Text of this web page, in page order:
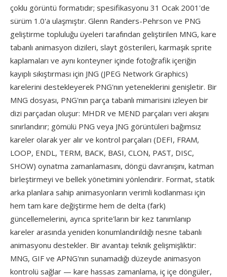
çoklu görüntü formatıdır; spesifikasyonu 31 Ocak 2001'de
sürüm 1.0'a ulaşmıştır. Glenn Randers-Pehrson ve PNG
geliştirme topluluğu üyeleri tarafından geliştirilen MNG, kare
tabanlı animasyon dizileri, slayt gösterileri, karmaşık sprite
kaplamaları ve aynı konteyner içinde fotoğrafik içeriğin
kayıplı sıkıştırması için JNG (JPEG Network Graphics)
karelerini destekleyerek PNG'nın yeteneklerini genişletir. Bir
MNG dosyası, PNG'nın parça tabanlı mimarisini izleyen bir
dizi parçadan oluşur: MHDR ve MEND parçaları veri akışını
sınırlandırır; gömülü PNG veya JNG görüntüleri bağımsız
kareler olarak yer alır ve kontrol parçaları (DEFI, FRAM,
LOOP, ENDL, TERM, BACK, BASI, CLON, PAST, DISC,
SHOW) oynatma zamanlamasını, döngü davranışını, katman
birleştirmeyi ve bellek yönetimini yönlendirir. Format, statik
arka planlara sahip animasyonların verimli kodlanması için
hem tam kare değiştirme hem de delta (fark)
güncellemelerini, ayrıca sprite'ların bir kez tanımlanıp
kareler arasında yeniden konumlandırıldığı nesne tabanlı
animasyonu destekler. Bir avantajı teknik gelişmişliktir:
MNG, GIF ve APNG'nın sunamadığı düzeyde animasyon
kontrolü sağlar — kare hassas zamanlama, iç içe döngüler,